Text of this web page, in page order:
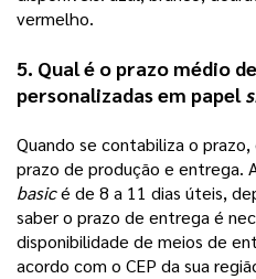
vermelho.
5. Qual é o prazo médio
personalizadas em papel
Quando se contabiliza o
prazo de produção e entrega.
basic é de 8 a 11 dias úteis,
saber o prazo de entrega é
disponibilidade de meios de
acordo com o CEP da sua